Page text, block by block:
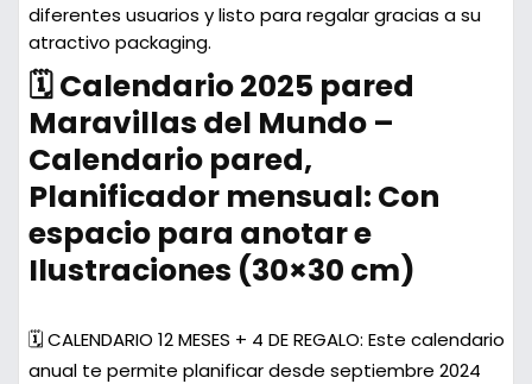
diferentes usuarios y listo para regalar gracias a su
atractivo packaging.
🗓️ Calendario 2025 pared
Maravillas del Mundo –
Calendario pared,
Planificador mensual: Con
espacio para anotar e
Ilustraciones (30×30 cm)
🗓️ CALENDARIO 12 MESES + 4 DE REGALO: Este calendario
anual te permite planificar desde septiembre 2024